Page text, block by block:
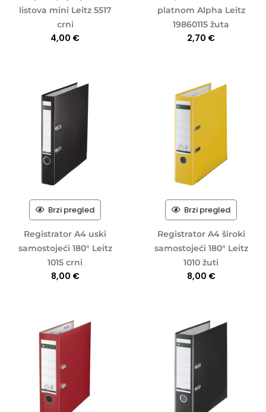
listova mini Leitz 5517
crni
4,00 €
platnom Alpha Leitz
19860115 žuta
2,70 €
Brzi pregled
Registrator A4 uski
samostojeći 180° Leitz
1015 crni
8,00 €
Brzi pregled
Registrator A4 široki
samostojeći 180° Leitz
1010 žuti
8,00 €